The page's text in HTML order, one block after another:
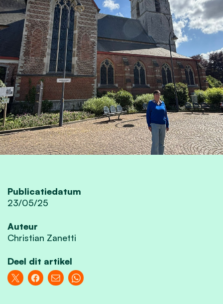
Publicatiedatum
23/05/25
Auteur
Christian Zanetti
Deel dit artikel